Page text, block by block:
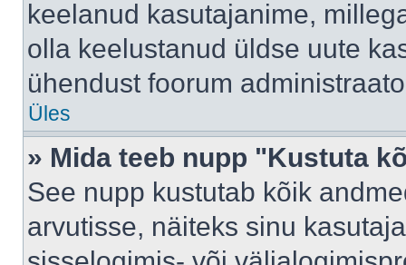
keelanud kasutajanime,
olla keelustanud üldse uute
ühendust foorum
Üles
» Mida teeb nupp "Kustuta
See nupp kustutab kõik
arvutisse, näiteks sinu